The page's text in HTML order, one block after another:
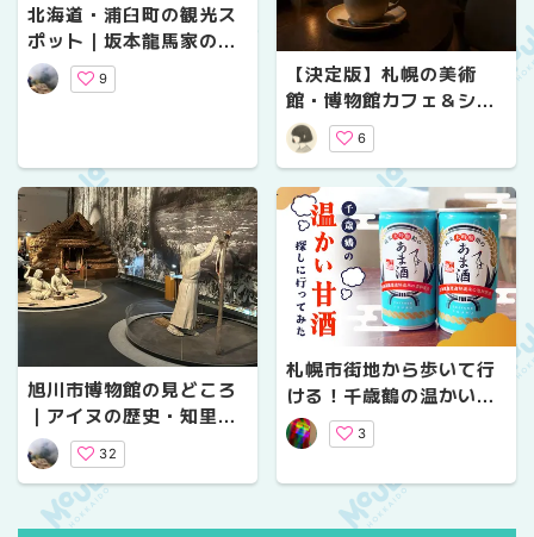
北海道・浦臼町の観光ス
ポット｜坂本龍馬家の
墓・郷土資料館・日帰り
温泉もある「道の駅つる
9
【決定版】札幌の美術
館・博物館カフェ＆ショ
ップ5選！入館料なしで
楽しむ穴場の休日
6
旭川市博物館の見どころ
｜アイヌの歴史・知里幸
恵の直筆ノートも展示・
入館料や営業時間まとめ
32
札幌市街地から歩いて行
ける！千歳鶴の温かい甘
酒を探しに行ってみた
3